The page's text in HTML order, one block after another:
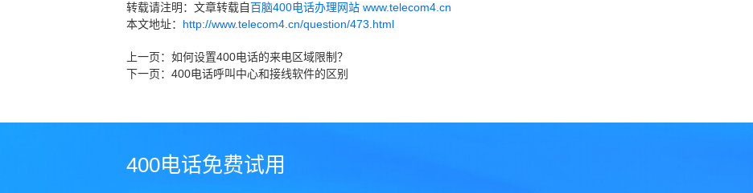
转载请注明：文章转载自百脑400电话办理网站 www.telecom4.cn
本文地址： http://www.telecom4.cn/question/473.html
上一页： 如何设置400电话的来电区域限制？
下一页： 400电话呼叫中心和接线软件的区别